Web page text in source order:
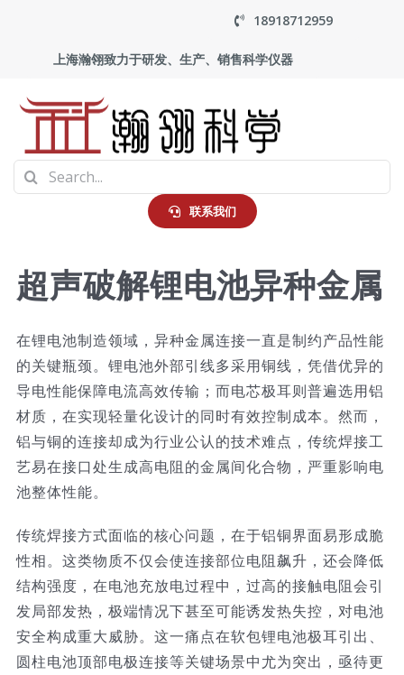
content
18918712959
上海瀚翎致力于研发、生产、销售科学仪器
首页
走进瀚翎
技术服务
公司新闻
Search
for:
联系我们
超声破解锂电池异种金属
在锂电池制造领域，异种金属连接一直是制约产品性能
的关键瓶颈。锂电池外部引线多采用铜线，凭借优异的
导电性能保障电流高效传输；而电芯极耳则普遍选用铝
材质，在实现轻量化设计的同时有效控制成本。然而，
铝与铜的连接却成为行业公认的技术难点，传统焊接工
艺易在接口处生成高电阻的金属间化合物，严重影响电
池整体性能。​
传统焊接方式面临的核心问题，在于铝铜界面易形成脆
性相。这类物质不仅会使连接部位电阻飙升，还会降低
结构强度，在电池充放电过程中，过高的接触电阻会引
发局部发热，极端情况下甚至可能诱发热失控，对电池
安全构成重大威胁。这一痛点在软包锂电池极耳引出、
圆柱电池顶部电极连接等关键场景中尤为突出，亟待更